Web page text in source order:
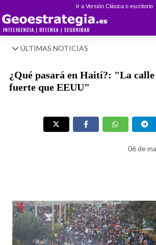
Ir a Versión Clásica o escritorio
ÚLTIMAS NOTICIAS
¿Qué pasará en Haití?: "La calle
fuerte que EEUU"
06 de